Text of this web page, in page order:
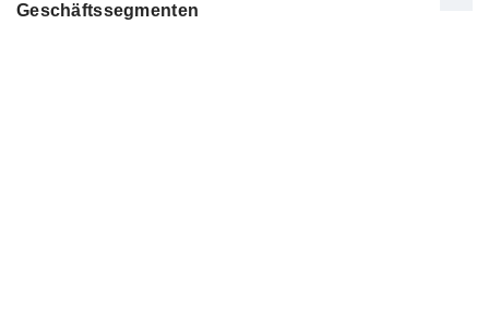
Geschäftssegmenten